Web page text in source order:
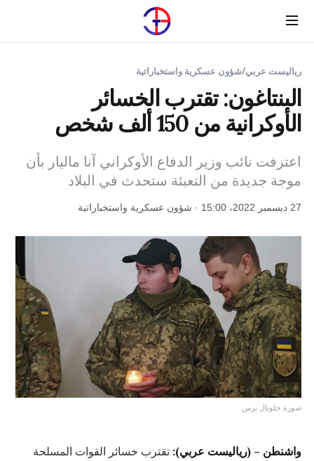
Menu
رياليست عربي/شؤون عسكرية واستخباراتية
البنتاغون: تقترب الخسائر
الأوكرانية من 150 ألف شخص
اعترفت نائب وزير الدفاع الأوكراني آنا ماليار بأن
موجة جديدة من التعبئة ستحدث في البلاد
27 ديسمبر 2022، 15:00 · شؤون عسكرية واستخباراتية
صورة.جلوبال برس
واشنطن – (رياليست عربي): تقترب خسائر القوات المسلحة